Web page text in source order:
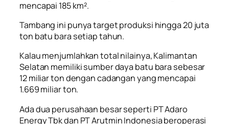
mencapai 185 km².
Tambang ini punya target produksi hingga 20 juta
ton batu bara setiap tahun.
Kalau menjumlahkan total nilainya, Kalimantan
Selatan memiliki sumber daya batu bara sebesar
12 miliar ton dengan cadangan yang mencapai
1.669 miliar ton.
Ada dua perusahaan besar seperti PT Adaro
Energy Tbk dan PT Arutmin Indonesia beroperasi